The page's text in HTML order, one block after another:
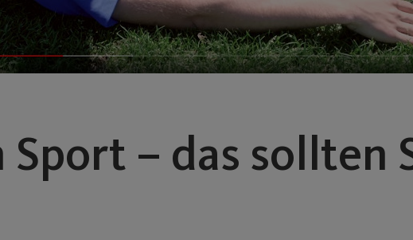
– das sollten